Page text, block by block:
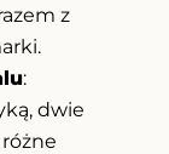
z
:
dwie